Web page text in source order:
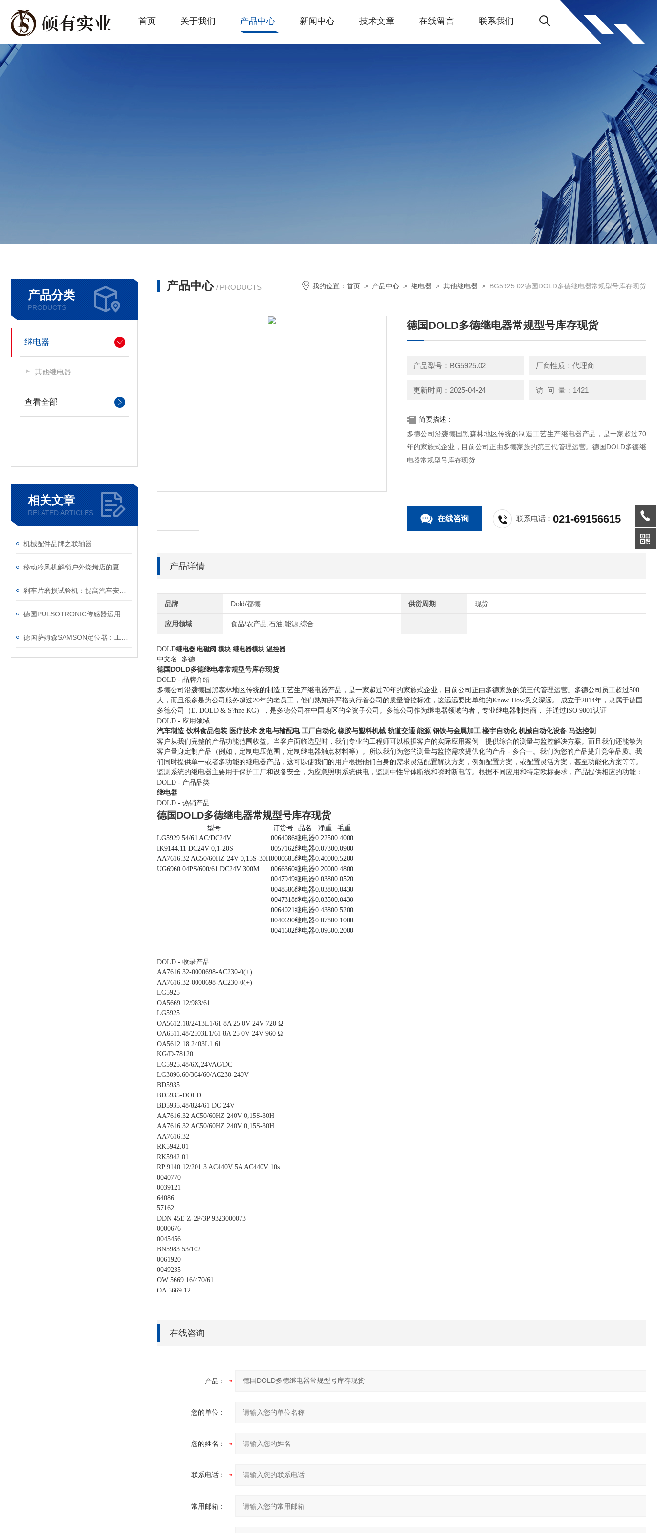
首页 关于我们 产品中心 新闻中心 技术文章 在线留言 联系我们
产品分类
PRODUCTS
继电器
其他继电器
查看全部
相关文章
RELATED ARTICLES
机械配件品牌之联轴器
产品中心 / PRODUCTS 我的位置： 首页 > 产品中心 > 继电器 > 其他继电器 > BG5925.02德国DOLD多德继电器常规型号库存现货
德国DOLD多德继电器常规型号库存现货
产品型号：BG5925.02 厂商性质：代理商
更新时间：2025-04-24 访 问 量：1421
简要描述：
多德公司沿袭德国黑森林地区传统的制造工艺生产继电器产品，是一家超过70
年的家族式企业，目前公司正由多德家族的第三代管理运营。德国DOLD多德继
电器常规型号库存现货
在线咨询 联系电话：021-69156615
产品详情
品牌 Dold/都德 供货周期 现货
应用领域 食品/农产品,石油,能源,综合
DOLD继电器 电磁阀 模块 继电器模块 温控器
中文名: 多德
德国DOLD多德继电器常规型号库存现货
DOLD - 品牌介绍
多德公司沿袭德国黑森林地区传统的制造工艺生产继电器产品，是一家超过70年的家族式企业，目前公司正由多德家族的第三代管理运营。多德公司员工超过500
人，而且很多是为公司服务超过20年的老员工，他们熟知并严格执行着公司的质量管控标准，这远远要比单纯的Know-How意义深远。 成立于2014年，隶属于德国
多德公司（E. DOLD & S?hne KG），是多德公司在中国地区的全资子公司。多德公司作为继电器领域的者，专业继电器制造商， 并通过ISO 9001认证
DOLD - 应用领域
汽车制造 饮料食品包装 医疗技术 发电与输配电 工厂自动化 橡胶与塑料机械 轨道交通 能源 钢铁与金属加工 楼宇自动化 机械自动化设备 马达控制
客户从我们完整的产品功能范围收益。当客户面临选型时，我们专业的工程师可以根据客户的实际应用案例，提供综合的测量与监控解决方案。而且我们还能够为
客户量身定制产品（例如，定制电压范围，定制继电器触点材料等）。所以我们为您的测量与监控需求提供化的产品 - 多合一。我们为您的产品提升竞争品质。我
们同时提供单一或者多功能的继电器产品，这可以使我们的用户根据他们自身的需求灵活配置解决方案，例如配置方案，或配置灵活方案，甚至功能化方案等等。
监测系统的继电器主要用于保护工厂和设备安全，为应急照明系统供电，监测中性导体断线和瞬时断电等。根据不同应用和特定欧标要求，产品提供相应的功能：
DOLD - 产品品类
继电器
DOLD - 热销产品
德国DOLD多德继电器常规型号库存现货
型号 订货号 品名 净重
毛重
LG5929.54/61 AC/DC24V
0064086继电器0.22500.4000
IK9144.11 DC24V 0,1-20S
0057162继电器0.07300.0900
AA7616.32 AC50/60HZ 24V 0,15S-30H0000685继电器0.40000.5200
UG6960.04PS/600/61 DC24V 300M
0066360继电器0.20000.4800
0047949继电器0.03800.0520
0048586继电器0.03800.0430
0047318继电器0.03500.0430
0064021继电器0.43800.5200
0040690继电器0.07800.1000
0041602继电器0.09500.2000
DOLD - 收录产品
AA7616.32-0000698-AC230-0(+)
AA7616.32-0000698-AC230-0(+)
LG5925
OA5669.12/983/61
LG5925
OA5612.18/2413L1/61 8A 25 0V 24V 720 Ω
OA6511.48/2503L1/61 8A 25 0V 24V 960 Ω
OA5612.18 2403L1 61
KG/D-78120
LG5925.48/6X,24VAC/DC
LG3096.60/304/60/AC230-240V
BD5935
BD5935-DOLD
BD5935.48/824/61 DC 24V
AA7616.32 AC50/60HZ 240V 0,15S-30H
AA7616.32 AC50/60HZ 240V 0,15S-30H
AA7616.32
RK5942.01
RK5942.01
RP 9140.12/201 3 AC440V 5A AC440V 10s
0040770
0039121
64086
57162
DDN 45E Z-2P/3P 9323000073
0000676
0045456
BN5983.53/102
0061920
0049235
OW 5669.16/470/61
OA 5669.12
在线咨询
产品：
您的单位：
您的姓名：
联系电话：
常用邮箱：